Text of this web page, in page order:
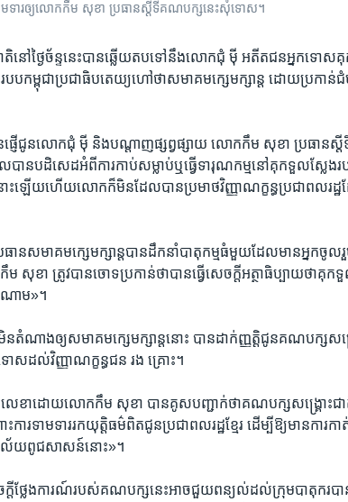
ាមទារ​ឲ្យលោក​កឹម សុខា ប្រធានស្តីទី​គណបក្ស​នេះសុំទោស។​
នៅ​ថ្ងៃ​ច័ន្ទ​នេះ​បាន​ឆ្លើយ​តបទៅ​នឹង​លោកជុំ ម៉ី ​អតីត​ជនអ្នកទោស​
របប​កម្ពុជា​ប្រជាធិបតេយ្យ​ហៅថា​សមាគម​ក្សេម​ក្សាន្ត​ ដោយ​ប្រក
ន​ផ្ញើ​ជូន​លោកជុំ ម៉ី ​និង​បណ្តាញ​ផ្សព្វផ្សាយ ​លោក​កឹម សុខា ​ប្រធាន​
ាន​បដិសេដ​អំពីការ​កាប់​សម្លាប់​ឬ​ធ្វើ​ទារុណកម្ម​នៅ​គុក​ទួល​ស្លែង​រ
ោះ​ឡើយ​ហើយ​លោក​ក៏​មិន​ដែលបាន​ប្រមាថ​វិញ្ញាណក្ខន្ធ​ប្រជា​ពលរដ្
សមាគម​ក្សេម​ក្សាន្ត​បាន​ដឹកនាំ​បាតុកម្ម​ធំ​មួយ​ដែល​មាន​អ្នក​ចូលរួ
ខា ​ត្រូវ​បាន​ចោទ​ប្រកាន់​ថា​បាន​ធ្វើ​សេចក្តី​អត្ថាធិប្បាយ​ថា​គុក
ណាម»។
តំណាង​ឲ្យ​សមាគម​ក្សេមក្សាន្ត​នោះ ​បាន​ដាក់ញ្ញត្តិ​ជូន​គណបក្ស​សង្
ស​ដល់​វិញ្ញាណក្ខន្ធ​ជន រង គ្រោះ។​
ថលេខា​ដោយ​លោកកឹម សុខា ​បាន​គូស​បញ្ជាក់​ថាគណបក្សសង្រ្គោះ​
ារ​ទាមទារ​រក​យុត្តិធម៌​ពិត​ជូន​ប្រជា​ពលរដ្ឋ​ខ្មែរ​ ដើម្បី​ឱ្យ​មាន​ការ​ក
រល័យ​ពូជ​សាសន៍​នោះ»។
តី​ថ្លែងការណ៍​របស់​គណបក្ស​នេះ​អាច​ជួយ​ពន្យល់​ដល់​ក្រុមបាតុករ​បា